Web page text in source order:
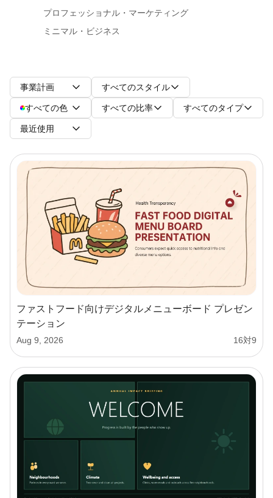
プロフェッショナル・マーケティング
ミニマル・ビジネス
事業計画 すべてのスタイル
すべての色 すべての比率 すべてのタイプ
最近使用
ファストフード向けデジタルメニューボード プレゼン
テーション
Aug 9, 2026 16対9